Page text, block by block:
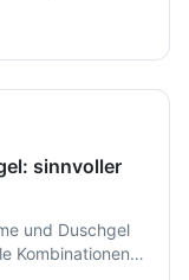
sinnvoller
und Duschgel
Kombinationen